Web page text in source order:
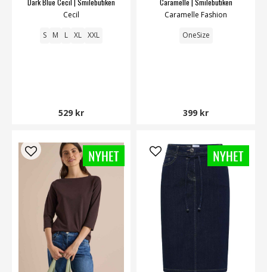
Dark Blue Cecil | Smilebutiken
Cecil
S M L XL XXL
529 kr
Caramelle | Smilebutiken
Caramelle Fashion
OneSize
399 kr